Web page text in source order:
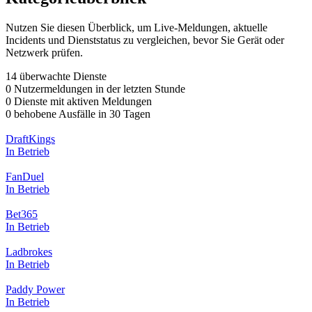
Nutzen Sie diesen Überblick, um Live-Meldungen, aktuelle
Incidents und Dienststatus zu vergleichen, bevor Sie Gerät oder
Netzwerk prüfen.
14 überwachte Dienste
0 Nutzermeldungen in der letzten Stunde
0 Dienste mit aktiven Meldungen
0 behobene Ausfälle in 30 Tagen
DraftKings
In Betrieb
FanDuel
In Betrieb
Bet365
In Betrieb
Ladbrokes
In Betrieb
Paddy Power
In Betrieb